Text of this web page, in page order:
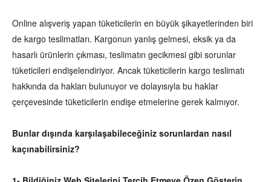
Online alışveriş yapan tüketicilerin en büyük şikayetlerinden biri
de kargo teslimatları. Kargonun yanlış gelmesi, eksik ya da
hasarlı ürünlerin çıkması, teslimatın gecikmesi gibi sorunlar
tüketicileri endişelendiriyor. Ancak tüketicilerin kargo teslimatı
hakkında da hakları bulunuyor ve dolayısıyla bu haklar
çerçevesinde tüketicilerin endişe etmelerine gerek kalmıyor.
Bunlar dışında karşılaşabileceğiniz sorunlardan nasıl
kaçınabilirsiniz?